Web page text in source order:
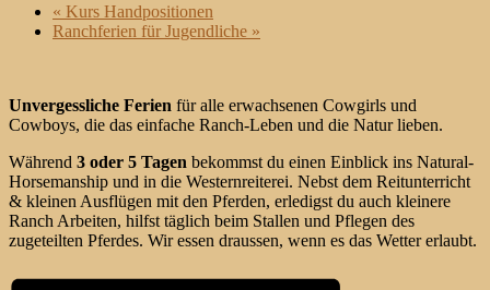
« Kurs Handpositionen
Ranchferien für Jugendliche »
Unvergessliche Ferien für alle erwachsenen Cowgirls und
Cowboys, die das einfache Ranch-Leben und die Natur lieben.
Während 3 oder 5 Tagen bekommst du einen Einblick ins Natural-
Horsemanship und in die Westernreiterei. Nebst dem Reitunterricht
& kleinen Ausflügen mit den Pferden, erledigst du auch kleinere
Ranch Arbeiten, hilfst täglich beim Stallen und Pflegen des
zugeteilten Pferdes. Wir essen draussen, wenn es das Wetter erlaubt.